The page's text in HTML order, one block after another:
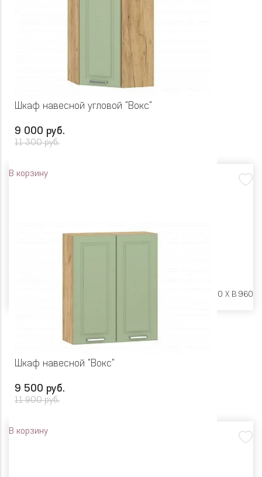
Шкаф навесной угловой "Вокс"
9 000 руб.
11 300 руб.
В корзину
Ш 600 X Г 600 X В 960
Шкаф навесной "Вокс"
9 500 руб.
11 900 руб.
В корзину